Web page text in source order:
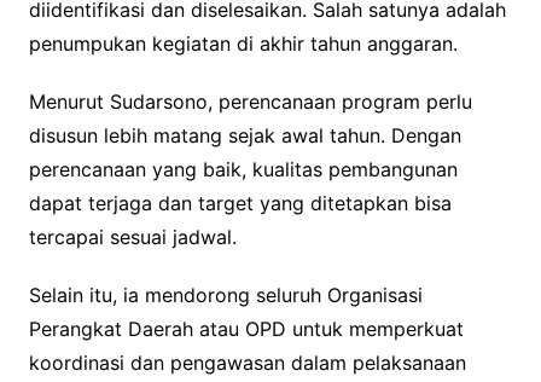
diidentifikasi dan diselesaikan. Salah satunya adalah
penumpukan kegiatan di akhir tahun anggaran.
Menurut Sudarsono, perencanaan program perlu
disusun lebih matang sejak awal tahun. Dengan
perencanaan yang baik, kualitas pembangunan
dapat terjaga dan target yang ditetapkan bisa
tercapai sesuai jadwal.
Selain itu, ia mendorong seluruh Organisasi
Perangkat Daerah atau OPD untuk memperkuat
koordinasi dan pengawasan dalam pelaksanaan